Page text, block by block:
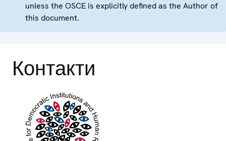
unless the OSCE is explicitly defined as the Author of
this document.
Контакти